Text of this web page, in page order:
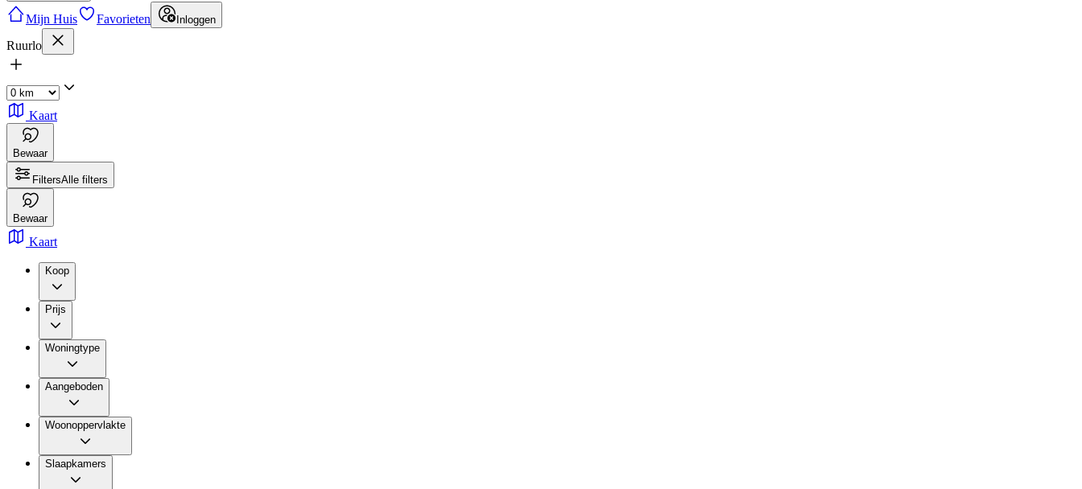
Mijn Huis Favorieten Inloggen
Ruurlo
Kaart
Bewaar
FiltersAlle filters
Bewaar
Kaart
Koop
Prijs
Woningtype
Aangeboden
Woonoppervlakte
Slaapkamers